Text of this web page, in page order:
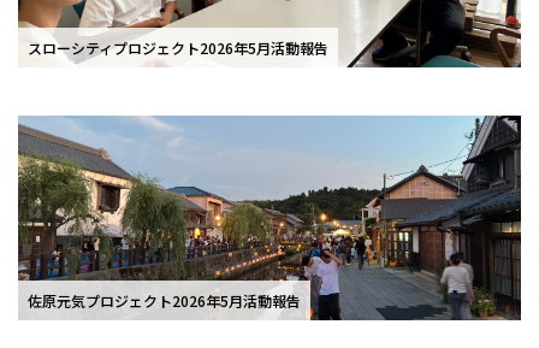
スローシティプロジェクト2026年5月活動報告
佐原元気プロジェクト2026年5月活動報告